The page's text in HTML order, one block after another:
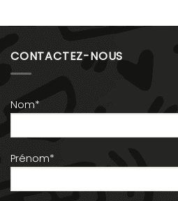
CONTACTEZ-NOUS
Nom*
Prénom*